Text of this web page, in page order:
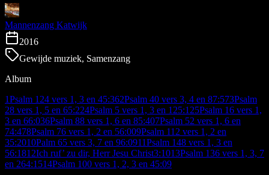
Mannenzang Katwijk
2016
Gewijde muziek, Samenzang
Album
1Psalm 124 vers 1, 3 en 45:362Psalm 40 vers 3, 4 en 87:573Psalm
28 vers 1, 5 en 65:224Psalm 5 vers 1, 3 en 125:125Psalm 16 vers 1,
3 en 66:036Psalm 88 vers 1, 6 en 85:407Psalm 52 vers 1, 6 en
74:478Psalm 76 vers 1, 2 en 56:009Psalm 112 vers 1, 2 en
35:2010Palm 65 vers 3, 7 en 96:0911Psalm 148 vers 1, 3 en
56:1812Ich ruf’ zu dir, Herr Jesu Christ3:1013Psalm 136 vers 1, 3, 7
en 264:1514Psalm 100 vers 1, 2, 3 en 45:09